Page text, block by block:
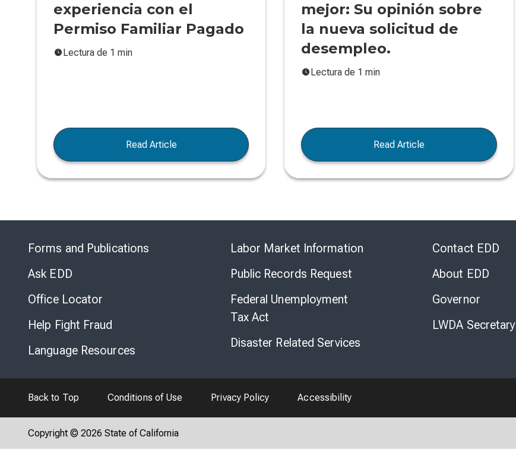
experiencia con el
Permiso Familiar Pagado
Lectura de 1 min
Read Article
mejor: Su opinión sobre
la nueva solicitud de
desempleo.
Lectura de 1 min
Read Article
Forms and Publications
Ask EDD
Office Locator
Help Fight Fraud
Language Resources
Labor Market Information
Public Records Request
Federal Unemployment
Tax Act
Disaster Related Services
Contact EDD
About EDD
Governor
LWDA Secretary
Back to Top Conditions of Use Privacy Policy Accessibility
Copyright © 2026 State of California